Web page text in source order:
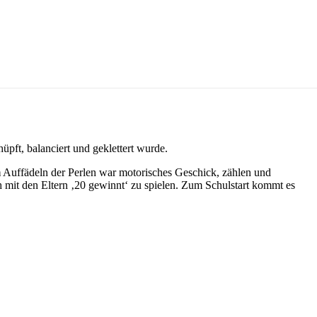
balanciert und geklettert wurde.
der Perlen war motorisches Geschick, zählen und
den Eltern ‚20 gewinnt‘ zu spielen. Zum Schulstart kommt es